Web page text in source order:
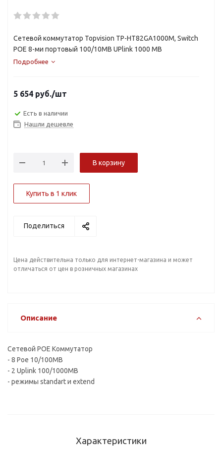
Сетевой коммутатор Topvision TP-HT82GA1000M, Switch
POE 8-ми портовый 100/10MB UPlink 1000 MB
Подробнее
5 654 руб./шт
Есть в наличии
Нашли дешевле
В корзину
Купить в 1 клик
Поделиться
Цена действительна только для интернет-магазина и может
отличаться от цен в розничных магазинах
Описание
Сетевой POE Коммутатор
- 8 Poe 10/100MB
- 2 Uplink 100/1000MB
- режимы standart и extend
Характеристики